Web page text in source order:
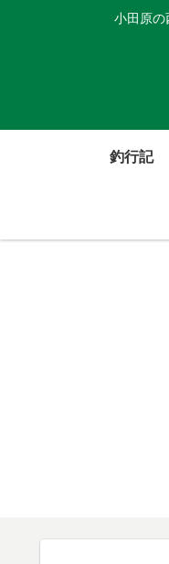
小田原の
釣行記